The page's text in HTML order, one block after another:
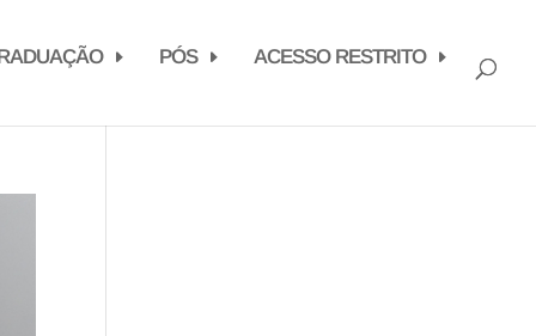
PÓS ACESSO RESTRITO